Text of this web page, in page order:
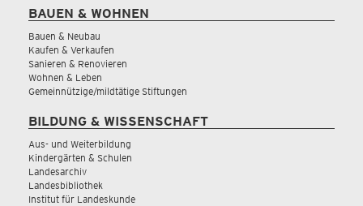
BAUEN & WOHNEN
Bauen & Neubau
Kaufen & Verkaufen
Sanieren & Renovieren
Wohnen & Leben
Gemeinnützige/mildtätige Stiftungen
BILDUNG & WISSENSCHAFT
Aus- und Weiterbildung
Kindergärten & Schulen
Landesarchiv
Landesbibliothek
Institut für Landeskunde